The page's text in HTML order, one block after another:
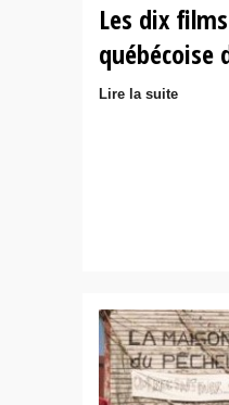
Les dix
québécoise
Lire la suite